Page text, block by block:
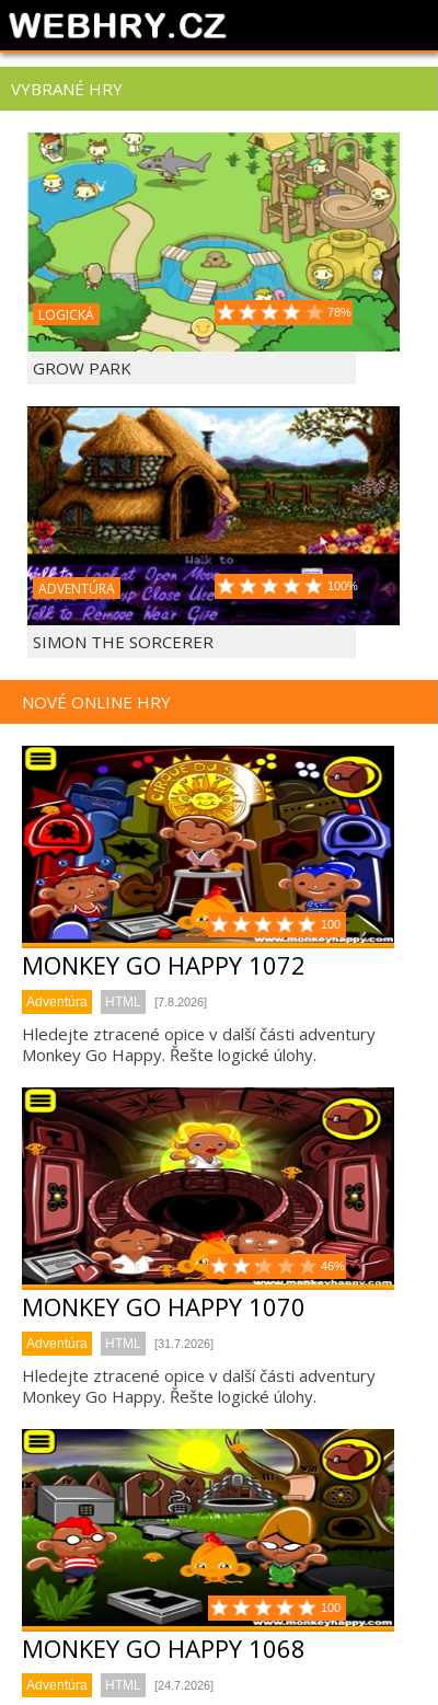
VYBRANÉ HRY
LOGICKÁ 78%
GROW PARK
ADVENTÚRA 100%
SIMON THE SORCERER
NOVÉ ONLINE HRY
100
MONKEY GO HAPPY 1072
Adventúra HTML [7.8.2026]
Hledejte ztracené opice v další části adventury
Monkey Go Happy. Řešte logické úlohy.
46%
MONKEY GO HAPPY 1070
Adventúra HTML [31.7.2026]
Hledejte ztracené opice v další části adventury
Monkey Go Happy. Řešte logické úlohy.
100
MONKEY GO HAPPY 1068
Adventúra HTML [24.7.2026]